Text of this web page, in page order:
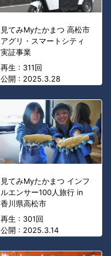
見てみMyたかまつ 高松市
アグリ・スマートシティ
実証事業
再生 : 311回
公開 : 2025.3.28
見てみMyたかまつ インフ
ルエンサー100人旅行 in
香川県高松市
再生 : 301回
公開 : 2025.3.14